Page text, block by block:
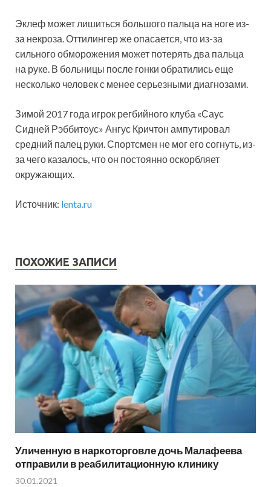
Эклеф может лишиться большого пальца на ноге из-
за некроза. Оттилингер же опасается, что из-за
сильного обморожения может потерять два пальца
на руке. В больницы после гонки обратились еще
несколько человек с менее серьезными диагнозами.
Зимой 2017 года игрок регбийного клуба «Саус
Сидней Рэббитоус» Ангус Кричтон ампутировал
средний палец руки. Спортсмен не мог его согнуть, из-
за чего казалось, что он постоянно оскорбляет
окружающих.
Источник: lenta.ru
ПОХОЖИЕ ЗАПИСИ
Уличенную в наркоторговле дочь Малафеева
отправили в реабилитационную клинику
30.01.2021